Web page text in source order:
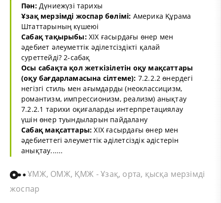
Пән:Дүниежүзі тарихы
Ұзақ мерзімді жоспар бөлімі: Америка Құрама
Штаттарының күшеюі
Сабақ тақырыбы:XІX ғасырдағы өнер мен
әдебиет әлеуметтік әділетсіздікті қалай
суреттейді? 2-сабақ
Осы сабақта қол жеткізілетін оқу мақсаттары
(оқу бағдарламасына сілтеме): 7.2.2.2 өнердегі
негізгі стиль мен ағымдарды (неоклассицизм,
романтизм, импрессионизм, реализм) анықтау
7.2.2.1 тарихи оқиғаларды интерпретациялау
үшін өнер туындыларын пайдалану
Сабақ мақсаттары: ХІХ ғасырдағы өнер мен
әдебиеттегі әлеуметтік әділетсіздік әдістерін
анықтау......
ҰМЖ, ОМЖ, ҚМЖ - Ұзақ, орта, қысқа мерзімді
жоспар